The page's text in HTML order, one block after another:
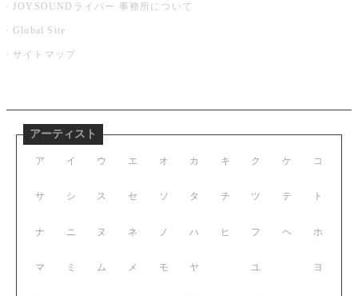
JOYSOUNDライバー 事務所について
Global Site
サイトマップ
アーティスト
ア イ ウ エ オ
サ シ ス セ ソ
ナ ニ ヌ ネ ノ
マ ミ ム メ モ
カ キ ク ケ コ
タ チ ツ テ ト
ハ ヒ フ ヘ ホ
ヤ ユ ヨ